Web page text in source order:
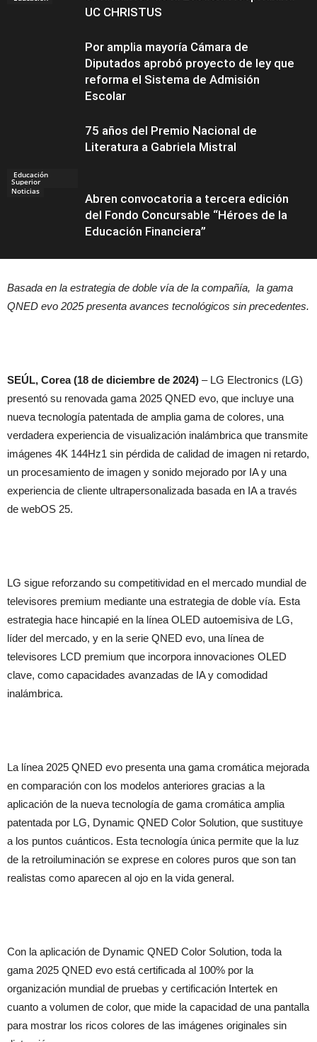
UC CHRISTUS
Educación
Superior
Por amplia mayoría Cámara de
Diputados aprobó proyecto de ley que
reforma el Sistema de Admisión
Escolar
Noticias
75 años del Premio Nacional de
Literatura a Gabriela Mistral
Educación
Abren convocatoria a tercera edición
del Fondo Concursable “Héroes de la
Educación Financiera”
Basada en la estrategia de doble vía de la compañía, la gama
QNED evo 2025 presenta avances tecnológicos sin precedentes.
SEÚL, Corea (18 de diciembre de 2024) – LG Electronics (LG)
presentó su renovada gama 2025 QNED evo, que incluye una
nueva tecnología patentada de amplia gama de colores, una
verdadera experiencia de visualización inalámbrica que transmite
imágenes 4K 144Hz1 sin pérdida de calidad de imagen ni retardo,
un procesamiento de imagen y sonido mejorado por IA y una
experiencia de cliente ultrapersonalizada basada en IA a través
de webOS 25.
LG sigue reforzando su competitividad en el mercado mundial de
televisores premium mediante una estrategia de doble vía. Esta
estrategia hace hincapié en la línea OLED autoemisiva de LG,
líder del mercado, y en la serie QNED evo, una línea de
televisores LCD premium que incorpora innovaciones OLED
clave, como capacidades avanzadas de IA y comodidad
inalámbrica.
La línea 2025 QNED evo presenta una gama cromática mejorada
en comparación con los modelos anteriores gracias a la
aplicación de la nueva tecnología de gama cromática amplia
patentada por LG, Dynamic QNED Color Solution, que sustituye
a los puntos cuánticos. Esta tecnología única permite que la luz
de la retroiluminación se exprese en colores puros que son tan
realistas como aparecen al ojo en la vida general.
Con la aplicación de Dynamic QNED Color Solution, toda la
gama 2025 QNED evo está certificada al 100% por la
organización mundial de pruebas y certificación Intertek en
cuanto a volumen de color, que mide la capacidad de una pantalla
para mostrar los ricos colores de las imágenes originales sin